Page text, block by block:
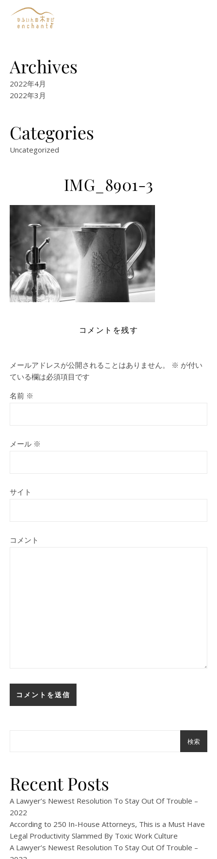
Archives
2022年4月
2022年3月
Categories
Uncategorized
IMG_8901-3
コメントを残す
メールアドレスが公開されることはありません。 ※ が付い
ている欄は必須項目です
名前 ※
メール ※
サイト
コメント
検索
Recent Posts
A Lawyer’s Newest Resolution To Stay Out Of Trouble –
2022
According to 250 In-House Attorneys, This is a Must Have
Legal Productivity Slammed By Toxic Work Culture
A Lawyer’s Newest Resolution To Stay Out Of Trouble –